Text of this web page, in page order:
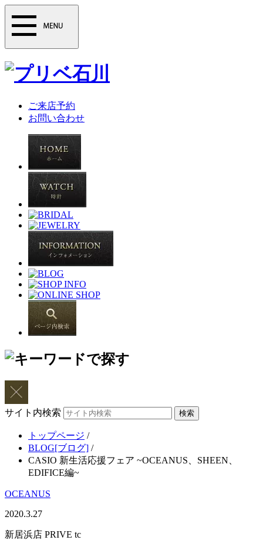
ご来店予約
お問い合わせ
サイト内検索
トップページ /
BLOG[ブログ] /
CASIO 新生活応援フェア ~OCEANUS、SHEEN、
EDIFICE編~
OCEANUS
2020.3.27
新居浜店 PRIVE tc